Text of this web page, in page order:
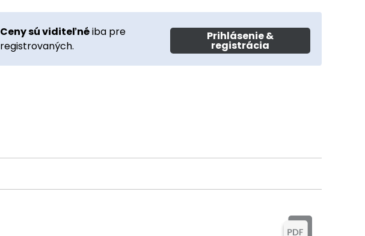
Ceny sú viditeľnéiba pre
registrovaných.
Prihlásenie &
registrácia